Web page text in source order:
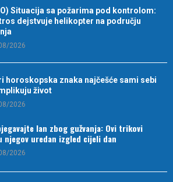
Situacija sa požarima pod kontrolom:
dejstvuje helikopter na području
2026
horoskopska znaka najčešće sami sebi
život
2026
lan zbog gužvanja: Ovi trikovi
njegov uredan izgled cijeli dan
2026